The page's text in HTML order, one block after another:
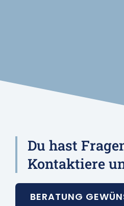
Du hast
Kontaktiere
BERATUNG